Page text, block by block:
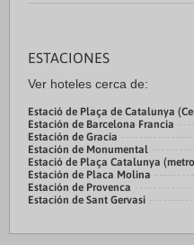
ESTACIONES
Ver hoteles cerca de:
Estació de Plaça de Catalunya
Estación de Barcelona Francia
Estación de Gracia
Estación de Monumental
Estació de Plaça Catalunya
Estación de Placa Molina
Estación de Provenca
Estación de Sant Gervasi